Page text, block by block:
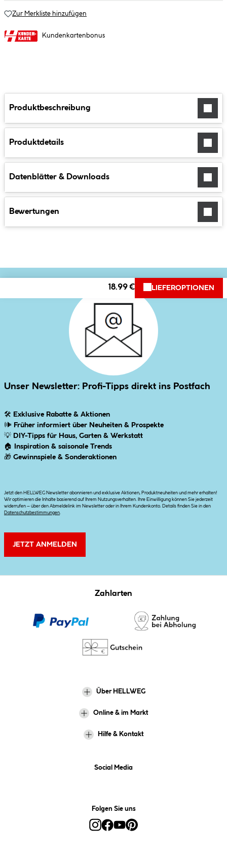
Zur Merkliste hinzufügen
Kundenkartenbonus
Produktbeschreibung
Produktdetails
Datenblätter & Downloads
Bewertungen
18.99 € LIEFEROPTIONEN
Unser Newsletter: Profi-Tipps direkt ins Postfach
🛠 Exklusive Rabatte & Aktionen
🕪 Früher informiert über Neuheiten & Prospekte
💡 DIY-Tipps für Haus, Garten & Werkstatt
🏠
Inspiration & saisonale Trends
🎁 Gewinnspiele & Sonderaktionen
Jetzt den HELLWEG Newsletter abonnieren und exklusive Aktionen, Produktneuheiten und mehr erhalten!
Wir optimieren die Inhalte basierend auf Ihrem Nutzungsverhalten. Ihre Einwilligung können Sie jederzeit
widerrufen – über den Abmeldelink im Newsletter oder in Ihrem Kundenkonto. Details finden Sie in den
Datenschutzbestimmungen
JETZT ANMELDEN
Zahlarten
Über HELLWEG
Online & im Markt
Hilfe & Kontakt
Social Media
Folgen Sie uns